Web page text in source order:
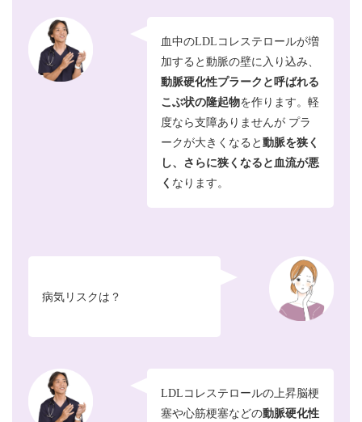
血中のLDLコレステロールが増
加すると動脈の壁に入り込み、
動脈硬化性プラークと呼ばれる
こぶ状の隆起物を作ります。軽
度なら支障ありませんが プラ
ークが大きくなると動脈を狭く
し、 さらに狭くなると血流が悪
く なります。
病気リスクは？
LDLコレステロールの上昇脳梗
塞や心筋梗塞などの動脈硬化性